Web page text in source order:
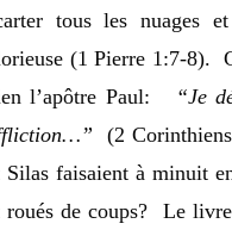
tous les nuages
(1 Pierre 1:7-8).
l’apôtre Paul:
“Je
(2
Silas faisaient à minuit
roués de coups? Le